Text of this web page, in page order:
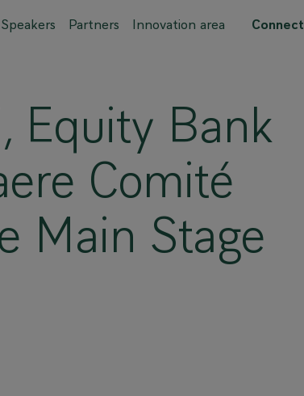
Speakers Partners Innovation area
Equity Bank
Comité
Main Stage